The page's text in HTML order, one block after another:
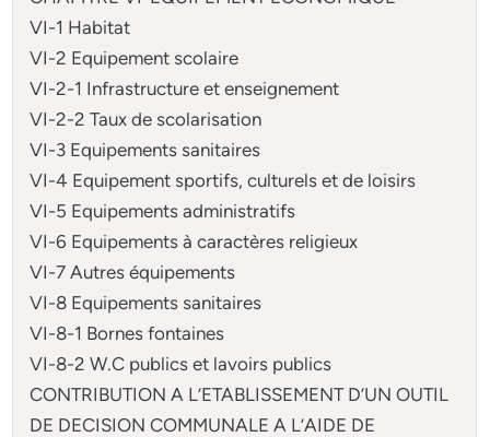
VI-1 Habitat
VI-2 Equipement scolaire
VI-2-1 Infrastructure et enseignement
VI-2-2 Taux de scolarisation
VI-3 Equipements sanitaires
VI-4 Equipement sportifs, culturels et de loisirs
VI-5 Equipements administratifs
VI-6 Equipements à caractères religieux
VI-7 Autres équipements
VI-8 Equipements sanitaires
VI-8-1 Bornes fontaines
VI-8-2 W.C publics et lavoirs publics
CONTRIBUTION A L’ETABLISSEMENT D’UN OUTIL
DE DECISION COMMUNALE A L’AIDE DE